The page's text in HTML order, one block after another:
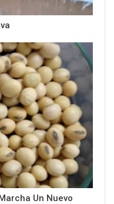
Un Nuevo